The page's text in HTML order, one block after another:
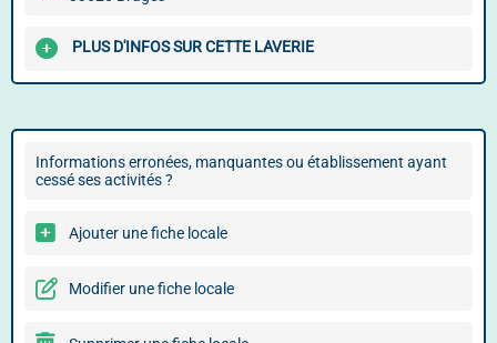
PLUS D'INFOS SUR CETTE LAVERIE
Informations erronées, manquantes ou établissement ayant
cessé ses activités ?
Ajouter une fiche locale
Modifier une fiche locale